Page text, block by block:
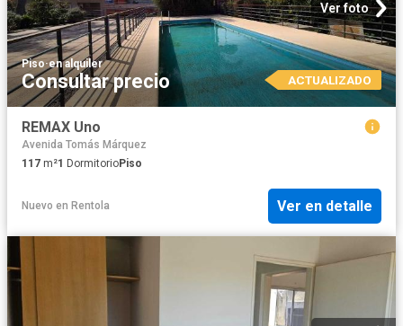
Ver foto
Piso·en alquiler
Consultar precio ACTUALIZADO
REMAX Uno
Avenida Tomás Márquez
117 m²1 DormitorioPiso
Nuevo en Rentola Ver en detalle